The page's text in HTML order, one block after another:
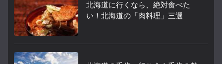
北海道に行くなら、絶対食べた
い！北海道の「肉料理」三選